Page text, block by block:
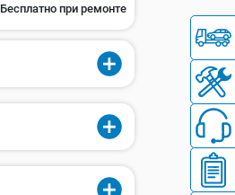
Бесплатно при ремонте